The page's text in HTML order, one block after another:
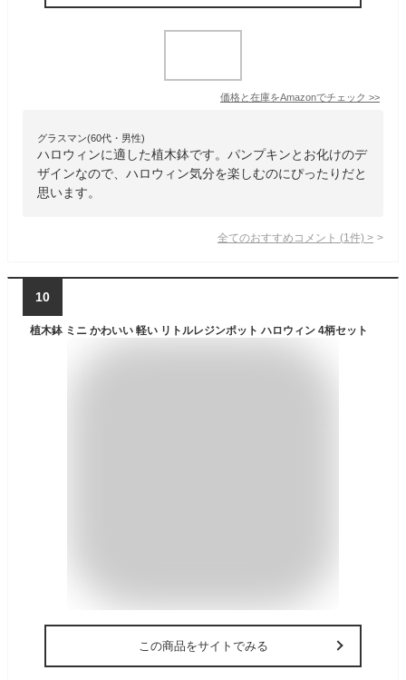
価格と在庫をAmazonでチェック >>
グラスマン(60代・男性)
ハロウィンに適した植木鉢です。パンプキンとお化けのデ
ザインなので、ハロウィン気分を楽しむのにぴったりだと
思います。
全てのおすすめコメント (1 件) >
10
植木鉢 ミニ かわいい 軽い リトルレジンポット ハロウィン 4柄セット
この商品をサイトでみる